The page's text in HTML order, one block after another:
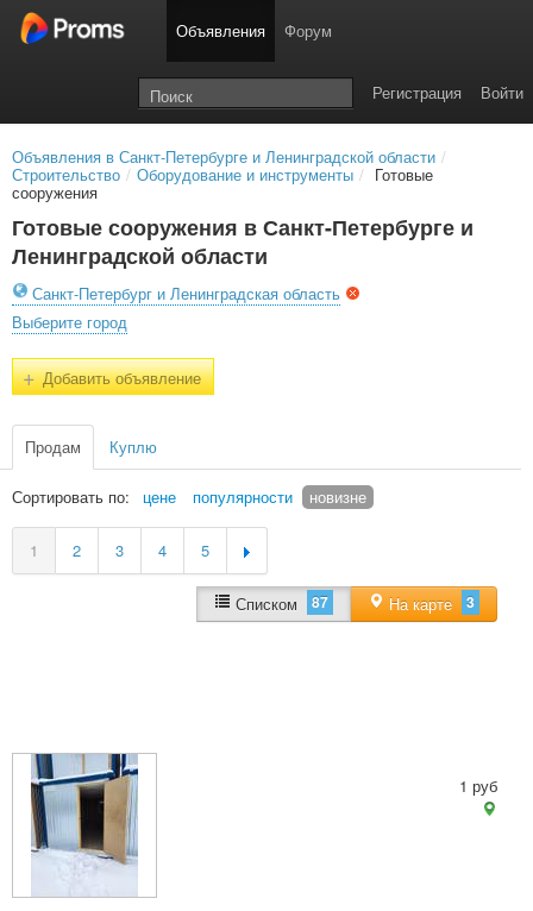
Объявления Форум
Войти
Регистрация
Объявления в Санкт-Петербурге и Ленинградской области /
Строительство / Оборудование и инструменты / Готовые
сооружения
Готовые сооружения в Санкт-Петербурге и
Ленинградской области
Санкт-Петербург и Ленинградская область
Выберите город
+Добавить объявление
Продам Куплю
Сортировать по: цене популярности новизне
1 2 3 4 5
Списком 87 На карте 3
1 руб